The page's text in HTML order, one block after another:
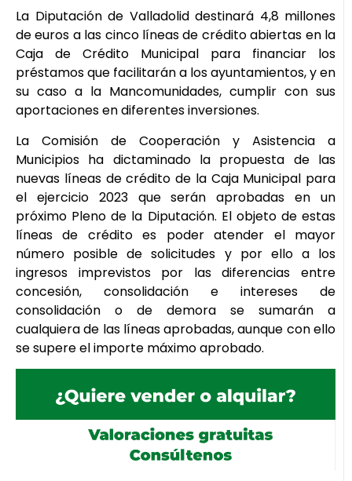
La Diputación de Valladolid destinará 4,8 millones
de euros a las cinco líneas de crédito abiertas en la
Caja de Crédito Municipal para financiar los
préstamos que facilitarán a los ayuntamientos, y en
su caso a la Mancomunidades, cumplir con sus
aportaciones en diferentes inversiones.
La Comisión de Cooperación y Asistencia a
Municipios ha dictaminado la propuesta de las
nuevas líneas de crédito de la Caja Municipal para
el ejercicio 2023 que serán aprobadas en un
próximo Pleno de la Diputación. El objeto de estas
líneas de crédito es poder atender el mayor
número posible de solicitudes y por ello a los
ingresos imprevistos por las diferencias entre
concesión, consolidación e intereses de
consolidación o de demora se sumarán a
cualquiera de las líneas aprobadas, aunque con ello
se supere el importe máximo aprobado.